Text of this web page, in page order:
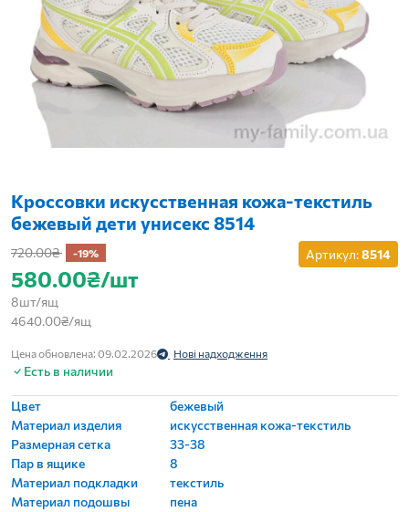
Кроссовки искусственная кожа-текстиль
бежевый дети унисекс 8514
720.00₴ -19%
580.00₴/шт
8шт/ящ
4640.00₴/ящ
Цена обновлена: 09.02.2026 Нові надходження
Артикул:8514
Есть в наличии
Цвет
бежевый
Материал изделия
искусственная кожа-текстиль
Размерная сетка
33-38
Пар в ящике
8
Материал подкладки
текстиль
Материал подошвы
пена